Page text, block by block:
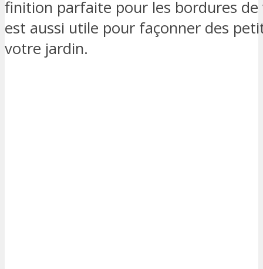
finition parfaite pour les bordures
est aussi utile pour façonner des
votre jardin.